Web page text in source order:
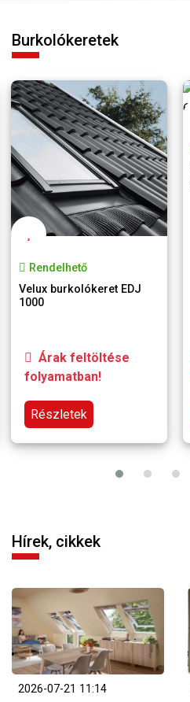
Burkolókeretek
Rendelhető
Velux burkolókeret EDJ
1000
Árak feltöltése
folyamatban!
Részletek
Hírek, cikkek
2026-07-21 11:14